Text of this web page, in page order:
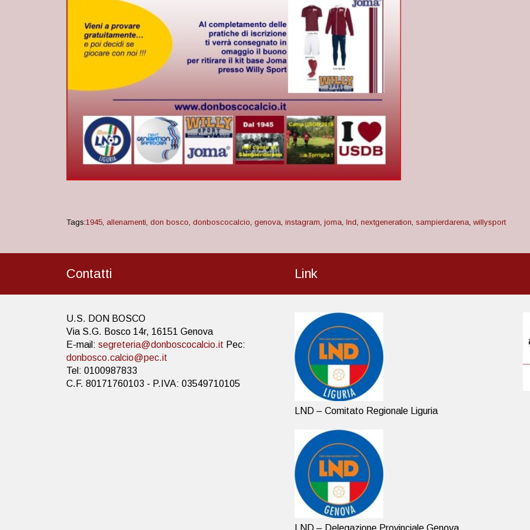
Tags:1945, allenamenti, don bosco, donboscocalcio, genova, instagram, joma, lnd, nextgeneration, sampierdarena, willysport
Contatti
U.S. DON BOSCO
Via S.G. Bosco 14r, 16151 Genova
E-mail: segreteria@donboscocalcio.it Pec:
donbosco.calcio@pec.it
Tel: 0100987833
C.F. 80171760103 - P.IVA: 03549710105
Link
LND – Comitato Regionale Liguria
LND – Delegazione Provinciale Genova